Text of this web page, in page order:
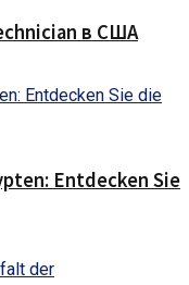
в США
Entdecken Sie